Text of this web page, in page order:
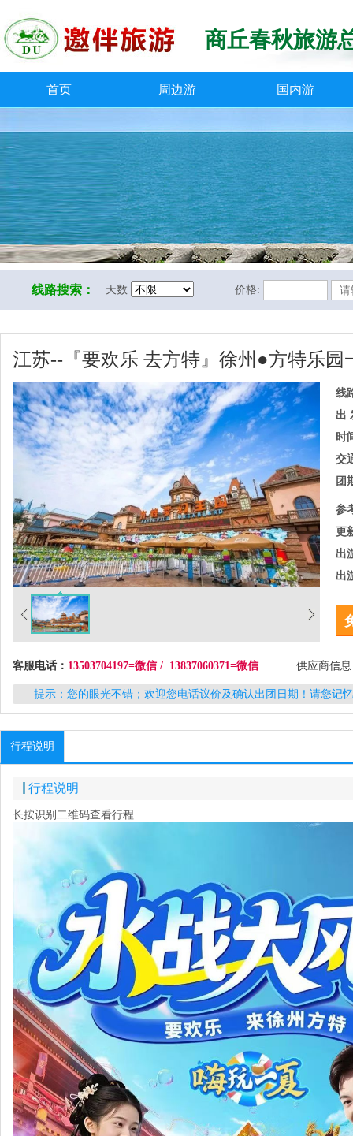
商丘春秋旅游
首页 周边游 国内游
线路搜索： 天数 价格:
江苏--『要欢乐 去方特』徐州●方特乐园
线
出
时
交
团
参
更
出
出
客服电话： 13503704197=微信 / 13837060371=微信 供应商信
提示：您的眼光不错；欢迎您电话议价及确认出团日期！请您记
行程说明
行程说明
长按识别二维码查看行程